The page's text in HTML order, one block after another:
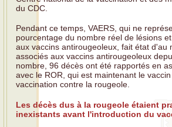
du CDC.
Pendant ce temps, VAERS, qui ne
pourcentage du nombre réel de lésions
aux vaccins antirougeoleux, fait état d'au
associés aux vaccins antirougeoleux
nombre, 96 décès ont été rapportés en
avec le ROR, qui est maintenant le
vaccination contre la rougeole.
Les décès dus à la rougeole étaient
inexistants avant l'introduction du